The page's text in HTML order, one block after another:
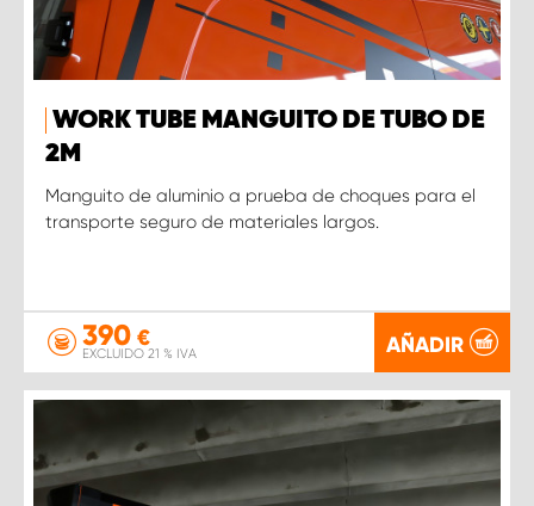
WORK TUBE MANGUITO DE TUBO DE
2M
Manguito de aluminio a prueba de choques para el
transporte seguro de materiales largos.
390 €
EXCLUIDO 21 % IVA AÑADIR